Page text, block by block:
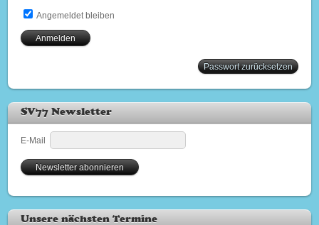
Angemeldet bleiben
Passwort zurücksetzen
SV77 Newsletter
E-Mail
Unsere nächsten Termine